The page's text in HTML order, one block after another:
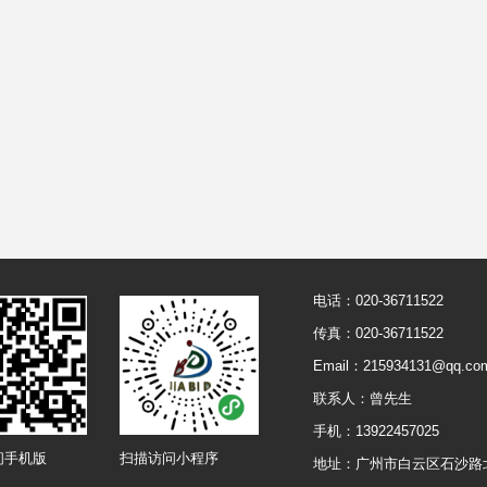
手机版 扫描访问小程序
电话：020-36711522
传真：020-36711522
Email：
联系人：曾先生
手机：13922457025
地址：广州市白云区石沙